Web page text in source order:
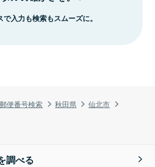
郵便番号検索 秋田県
仙北市
入力も検索もスムーズに。
調べる